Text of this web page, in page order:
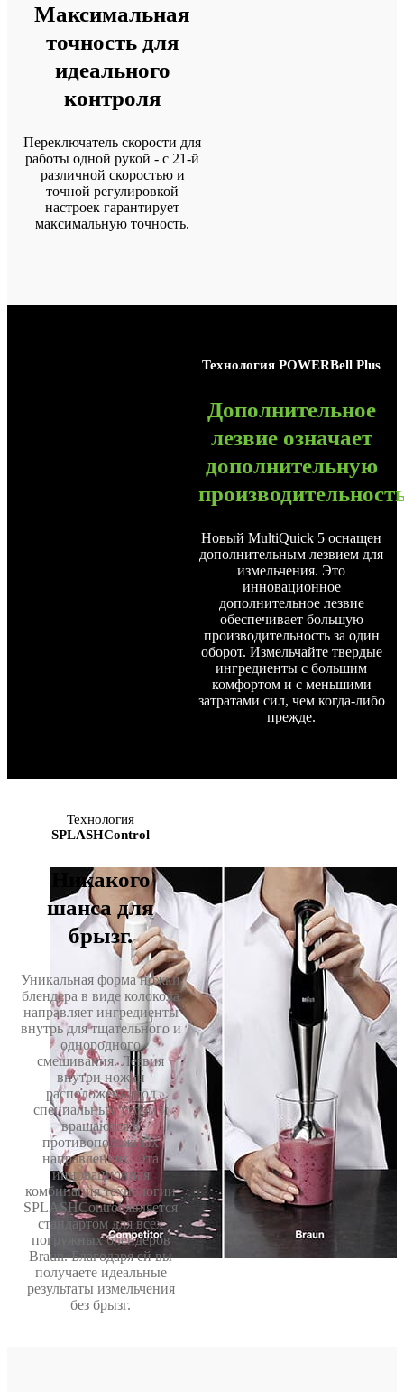
Максимальная
точность для
идеального
контроля
Переключатель скорости для
работы одной рукой - с 21-й
различной скоростью и
точной регулировкой
настроек гарантирует
максимальную точность.
ТехнологияPOWERBell Plus
Дополнительное
лезвие означает
дополнительную
Новый MultiQuick 5 оснащен
дополнительным лезвием для
измельчения. Это
инновационное
дополнительное лезвие
обеспечивает большую
производительность за один
оборот. Измельчайте твердые
ингредиенты с большим
комфортом и с меньшими
затратами сил, чем когда-либо
прежде.
Технология
SPLASHControl
Никакого
шанса для
брызг.
Уникальная форма ножки
блендера в виде колокола
направляет ингредиенты
внутрь для тщательного и
однородного
смешивания. Лезвия
внутри ножки
расположены под
специальным углом и
вращаются в
противоположных
направлениях. Эта
инновационная
комбинация технологии
SPLASHControl является
стандартом для всех
погружных блендеров
Braun. Благодаря ей вы
получаете идеальные
результаты измельчения
без брызг.